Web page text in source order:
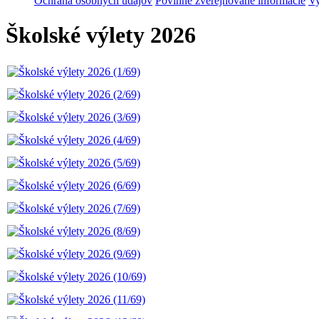
Školské výlety 2026